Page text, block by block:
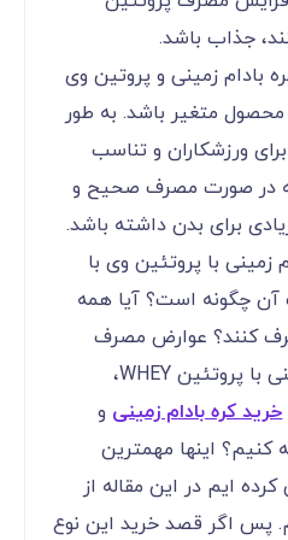
جذاب باشد.
بادام زمینی و پروتین وی
متغیر باشد. به طور
ورزشکاران و تناسب
در صورت مصرف صحیح و
برای بدن داشته باشد.
زمینی با پروتئین وی با
چگونه است؟ آیا همه
کنند؟ عوارض مصرف
بیش از حد کره بادام زمینی با پروتئین WHEY،
خرید کره بادام زمینی و
کنیم؟ اینها مهمترین
ایم در این مقاله از
پس اگر قصد خرید این نوع